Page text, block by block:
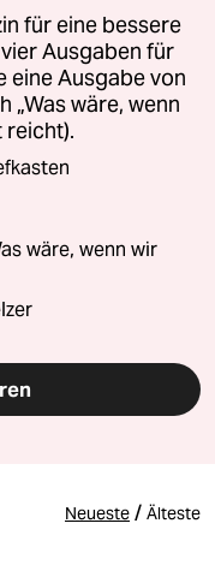
für eine bessere
Ausgaben für
eine Ausgabe von
„Was wäre, wenn
reicht).
wäre, wenn wir
Neueste / Älteste